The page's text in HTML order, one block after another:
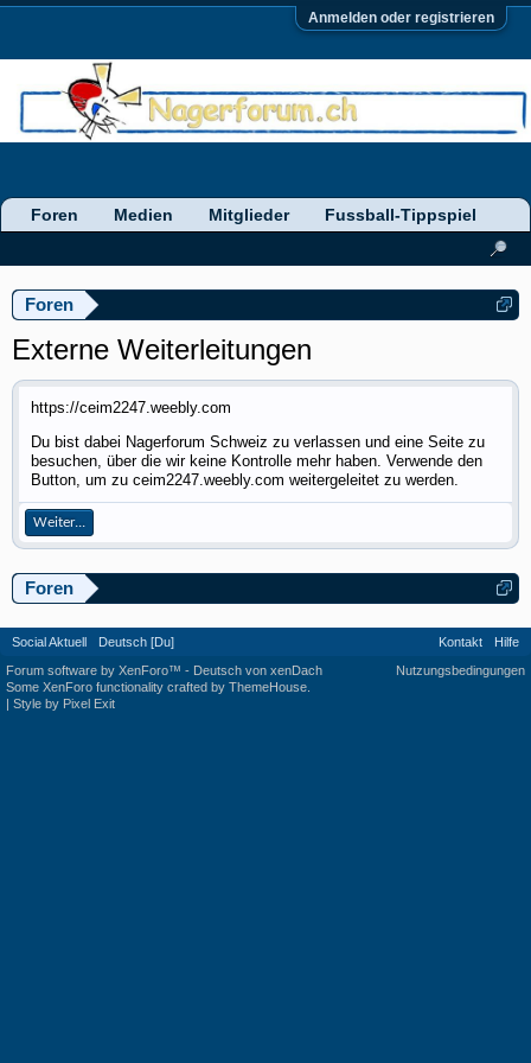
Anmelden oder registrieren
Foren
Externe Weiterleitungen
https://ceim2247.weebly.com
Du bist dabei Nagerforum Schweiz zu verlassen und eine Seite zu
besuchen, über die wir keine Kontrolle mehr haben. Verwende den
Button, um zu ceim2247.weebly.com weitergeleitet zu werden.
Weiter...
Foren
Foren Medien Mitglieder Fussball-Tippspiel
Social Aktuell Deutsch [Du] Kontakt
Hilfe
Nutzungsbedingungen
Forum software by XenForo™ - Deutsch von xenDach
Some XenForo functionality crafted by ThemeHouse
| Style by Pixel Exit